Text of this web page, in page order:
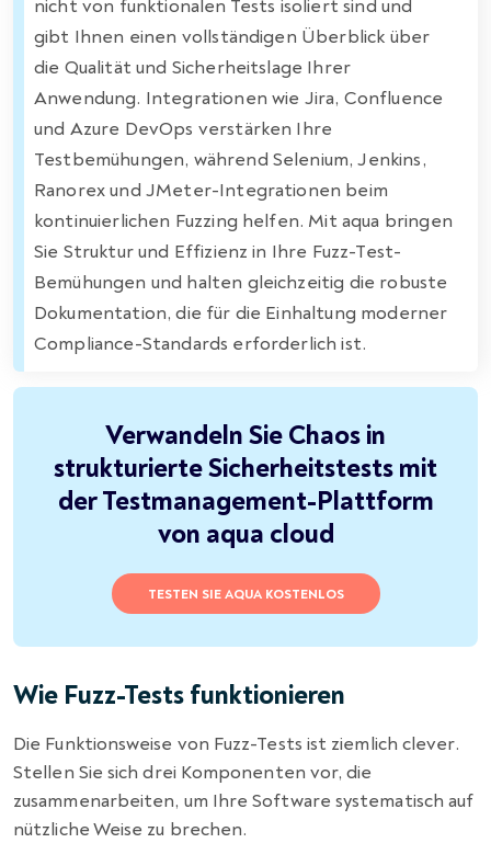
nicht von funktionalen Tests isoliert sind und
gibt Ihnen einen vollständigen Überblick über
die Qualität und Sicherheitslage Ihrer
Anwendung. Integrationen wie Jira, Confluence
und Azure DevOps verstärken Ihre
Testbemühungen, während Selenium, Jenkins,
Ranorex und JMeter-Integrationen beim
kontinuierlichen Fuzzing helfen. Mit aqua bringen
Sie Struktur und Effizienz in Ihre Fuzz-Test-
Bemühungen und halten gleichzeitig die robuste
Dokumentation, die für die Einhaltung moderner
Compliance-Standards erforderlich ist.
Verwandeln Sie Chaos in
strukturierte Sicherheitstests mit
der Testmanagement-Plattform
von aqua cloud
TESTEN SIE AQUA KOSTENLOS
Wie Fuzz-Tests funktionieren
Die Funktionsweise von Fuzz-Tests ist ziemlich clever.
Stellen Sie sich drei Komponenten vor, die
zusammenarbeiten, um Ihre Software systematisch auf
nützliche Weise zu brechen.